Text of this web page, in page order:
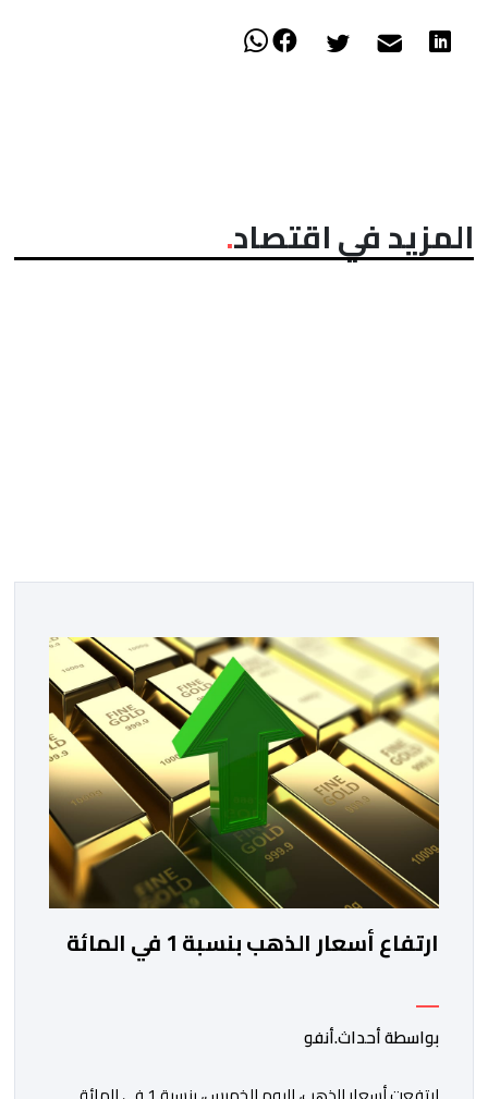
المزيد في اقتصاد
ارتفاع أسعار الذهب بنسبة 1 في المائة
بواسطة أحداث.أنفو